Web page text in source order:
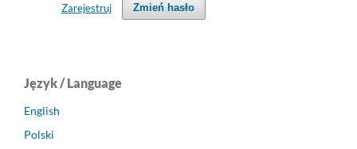
Zmień hasło
Zarejestruj
Język / Language
English
Polski